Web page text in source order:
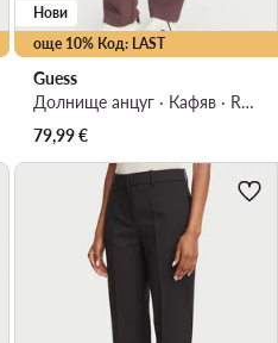
още 10% Код: LAST
Нови
Guess
Долнище анцуг · Кафяв · Regular Fit
79,99€